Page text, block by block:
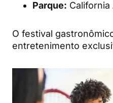
Parque:
O festival
entretenimento